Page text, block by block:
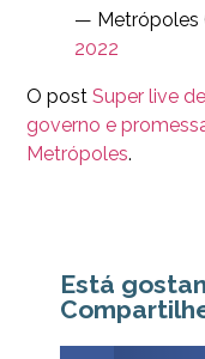
— Metrópoles
2022
O post Super live
governo e
Metrópoles.
Está